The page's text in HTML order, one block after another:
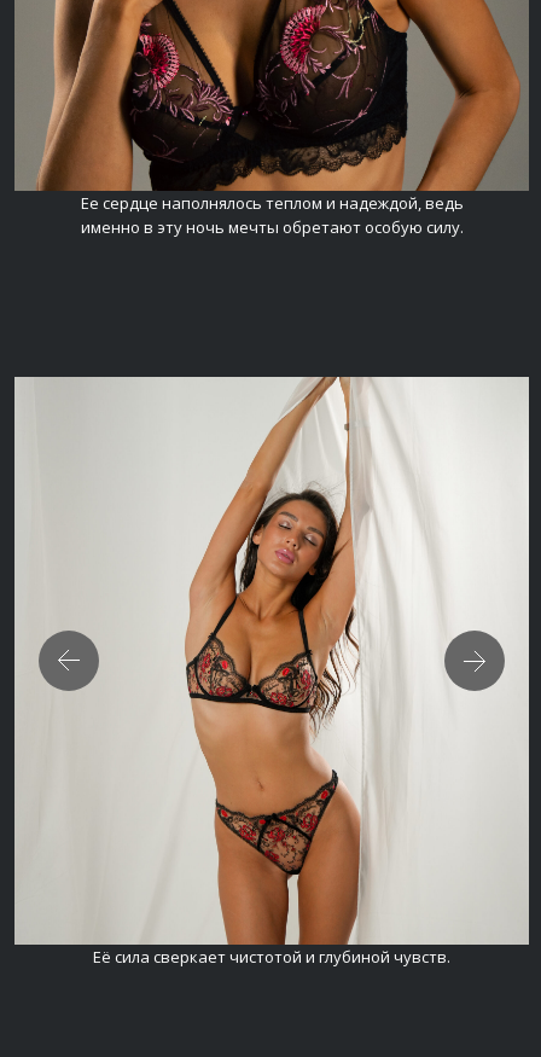
Её сила сверкает чистотой и глубиной чувств.
Ее сердце наполнялось теплом и надеждой, ведь
именно в эту ночь мечты обретают особую силу.